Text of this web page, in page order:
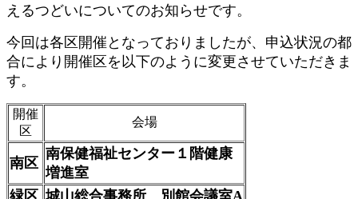
えるつどいについてのお知らせです。
今回は各区開催となっておりましたが、申込状況の都
合により開催区を以下のように変更させていただきま
す。
開催
区
会場
南区
南保健福祉センター１階健康
増進室
緑区 城山総合事務所 別館会議室A